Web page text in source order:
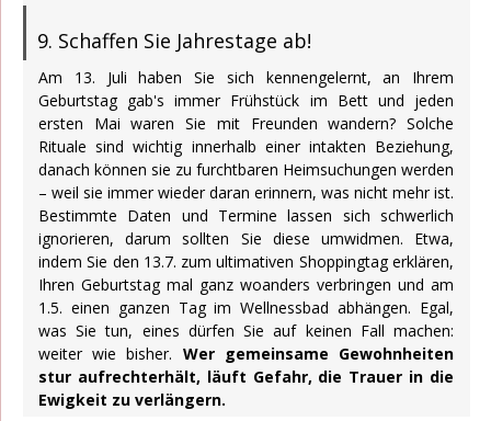
9. Schaffen Sie Jahrestage ab!
Am 13. Juli haben Sie sich kennengelernt, an Ihrem
Geburtstag gab's immer Frühstück im Bett und jeden
ersten Mai waren Sie mit Freunden wandern? Solche
Rituale sind wichtig innerhalb einer intakten Beziehung,
danach können sie zu furchtbaren Heimsuchungen werden
– weil sie immer wieder daran erinnern, was nicht mehr ist.
Bestimmte Daten und Termine lassen sich schwerlich
ignorieren, darum sollten Sie diese umwidmen. Etwa,
indem Sie den 13.7. zum ultimativen Shoppingtag erklären,
Ihren Geburtstag mal ganz woanders verbringen und am
1.5. einen ganzen Tag im Wellnessbad abhängen. Egal,
was Sie tun, eines dürfen Sie auf keinen Fall machen:
weiter wie bisher. Wer gemeinsame Gewohnheiten
stur aufrechterhält, läuft Gefahr, die Trauer in die
Ewigkeit zu verlängern.